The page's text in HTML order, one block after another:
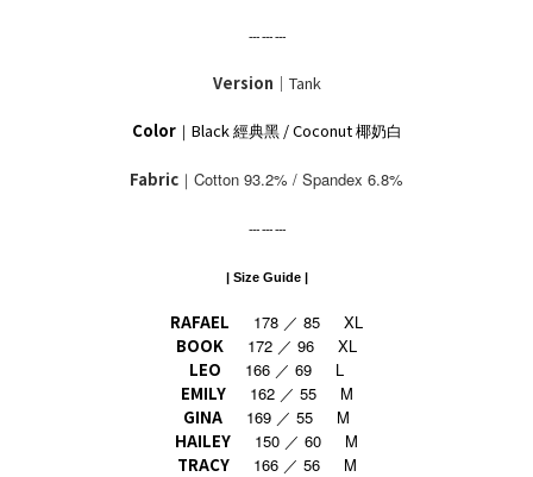
--- --- ---
Version ｜Tank
Color｜ Black 經典黑/Coconut 椰奶白
Fabric ｜Cotton 93.2% / Spandex 6.8%
--- --- ---
| Size Guide |
RAFAEL 178 ／ 85 XL
BOOK 172 ／ 96 XL
LEO 166 ／ 69 L
EMILY162 ／ 55 M
GINA 169 ／ 55 M
HAILEY 150 ／ 60 M
TRACY166 ／ 56 M